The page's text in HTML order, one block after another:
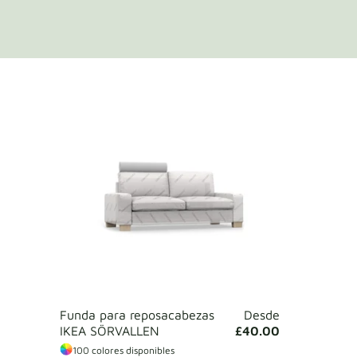
Funda para reposacabezas
IKEA SÖRVALLEN
Desde
£40.00
100 colores disponibles